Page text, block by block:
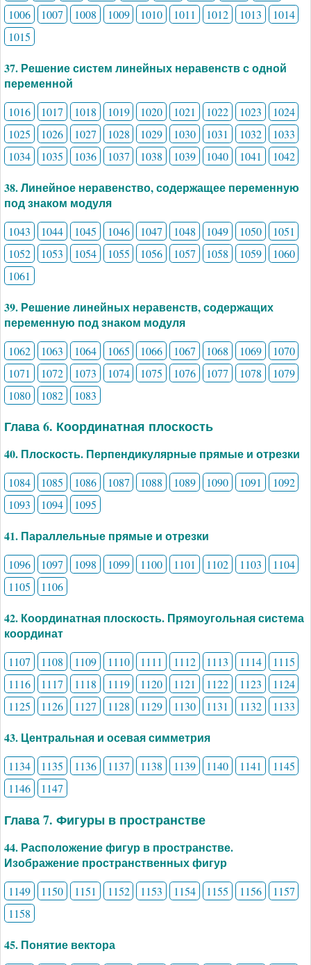
1006 1007 1008 1009 1010 1011 1012 1013
1014
1015
37. Решение систем линейных неравенств с одной
переменной
1016 1017 1018 1019 1020 1021 1022 1023
1024
1025
1026 1027 1028 1029 1030 1031 1032
1033
1034
1035 1036 1037 1038 1039 1040 1041 1042
38. Линейное неравенство, содержащее переменную
под знаком модуля
1043 1044 1045 1046 1047 1048 1049 1050
1051
1052
1053 1054 1055 1056 1057 1058 1059
1060
1061
39. Решение линейных неравенств, содержащих
переменную под знаком модуля
1062 1063 1064 1065 1066 1067 1068 1069
1070
1071
1072 1073 1074 1075 1076 1077 1078
1079
1080
1082 1083
Глава 6. Координатная плоскость
40. Плоскость. Перпендикулярные прямые и отрезки
1084 1085 1086 1087 1088 1089 1090 1091
1092
1093
1094 1095
41. Параллельные прямые и отрезки
1096 1097 1098 1099 1100 1101 1102 1103
1104
1105
1106
42. Координатная плоскость. Прямоугольная система
координат
1107 1108 1109 1110 1111 1112 1113 1114
1115
1116
1117 1118 1119 1120 1121 1122 1123
1124
1125
1126 1127 1128 1129 1130 1131 1132 1133
43. Центральная и осевая симметрия
1134 1135 1136 1137 1138 1139 1140 1141
1145
1146
1147
Глава 7. Фигуры в пространстве
44. Расположение фигур в пространстве.
Изображение пространственных фигур
1149 1150 1151 1152 1153 1154 1155 1156
1157
1158
45. Понятие вектора